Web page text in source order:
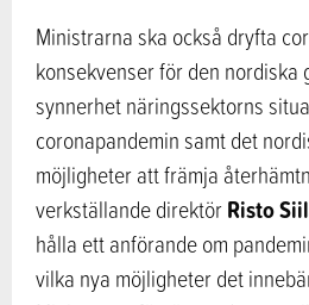
Ministrarna ska också dryfta
konsekvenser för den nordiska
synnerhet näringssektorns
coronapandemin samt det
möjligheter att främja
verkställande direktörRisto
hålla ett anförande om
vilka nya möjligheter det